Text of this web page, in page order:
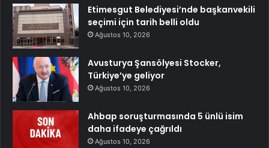
Etimesgut Belediyesi’nde başkanvekili
seçimi için tarih belli oldu
Ağustos 10, 2026
Avusturya Şansölyesi Stocker,
Türkiye’ye geliyor
Ağustos 10, 2026
Ahbap soruşturmasında 5 ünlü isim
daha ifadeye çağrıldı
Ağustos 10, 2026